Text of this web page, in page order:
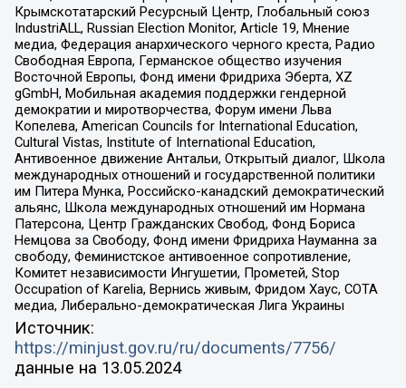
Крымскотатарский Ресурсный Центр, Глобальный союз
IndustriALL, Russian Election Monitor, Article 19, Мнение
медиа, Федерация анархического черного креста, Радио
Свободная Европа, Германское общество изучения
Восточной Европы, Фонд имени Фридриха Эберта, XZ
gGmbH, Мобильная академия поддержки гендерной
демократии и миротворчества, Форум имени Льва
Копелева, American Councils for International Education,
Cultural Vistas, Institute of International Education,
Антивоенное движение Антальи, Открытый диалог, Школа
международных отношений и государственной политики
им Питера Мунка, Российско-канадский демократический
альянс, Школа международных отношений им Нормана
Патерсона, Центр Гражданских Свобод, Фонд Бориса
Немцова за Свободу, Фонд имени Фридриха Науманна за
свободу, Феминистское антивоенное сопротивление,
Комитет независимости Ингушетии, Прометей, Stop
Occupation of Karelia, Вернись живым, Фридом Хаус, СОТА
медиа, Либерально-демократическая Лига Украины
Источник:
https://minjust.gov.ru/ru/documents/7756/
данные на 13.05.2024